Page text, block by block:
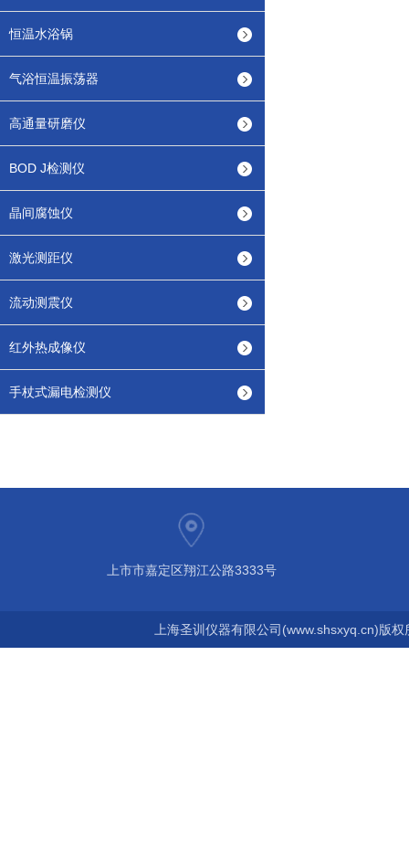
恒温水浴锅
气浴恒温振荡器
高通量研磨仪
BOD J检测仪
晶间腐蚀仪
激光测距仪
流动测震仪
红外热成像仪
手杖式漏电检测仪
上市市嘉定区翔江公路3333号
上海圣训仪器有限公司(www.shsxyq.cn)版